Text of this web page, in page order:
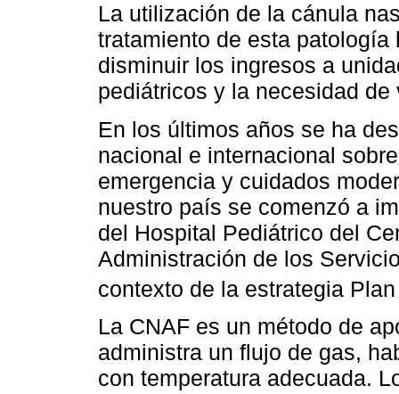
La utilización de la cánula
tratamiento de esta
disminuir los ingresos a
pediátricos y la necesidad
En los últimos años se ha
nacional e internacional
emergencia y cuidados
nuestro país se comenzó a
del Hospital Pediátrico del
Administración de los
contexto de la estrategia
La CNAF es un método de
administra un flujo de gas,
con temperatura adecuada.